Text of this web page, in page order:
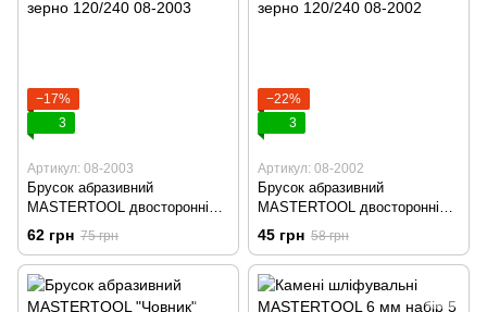
−17%
3
Артикул: 08-2003
Брусок абразивний
MASTERTOOL двосторонній
200х50х25 мм зерно 120/240
08-2003
62 грн 75 грн
−22%
3
Артикул: 08-2002
Брусок абразивний
MASTERTOOL двосторонній
150х50х25 мм зерно 120/240
08-2002
45 грн 58 грн